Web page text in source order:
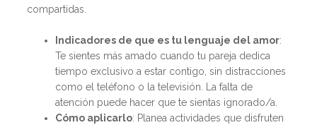
compartidas.
Indicadores de que es tu lenguaje del amor:
Te sientes más amado cuando tu pareja dedica
tiempo exclusivo a estar contigo, sin distracciones
como el teléfono o la televisión. La falta de
atención puede hacer que te sientas ignorado/a.
Cómo aplicarlo: Planea actividades que disfruten